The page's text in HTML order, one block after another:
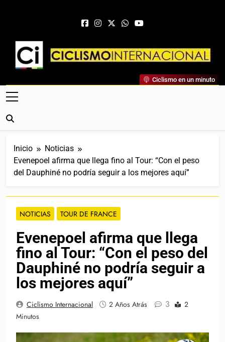
Ciclismo Internacional
Web Dedicada Al Ciclismo Mundial. Entrevistas, Análisis,
Crónicas, Previas Y Más. La Web Ciclista De Referencia.
Ciclismo en un minuto
Inicio
Noticias
Evenepoel afirma que llega fino al Tour: “Con el peso
del Dauphiné no podría seguir a los mejores aquí”
NOTICIAS TOUR DE FRANCE
Evenepoel afirma que llega
fino al Tour: “Con el peso del
Dauphiné no podría seguir a
los mejores aquí”
Ciclismo Internacional 2 Años Atrás 3
2
Minutos